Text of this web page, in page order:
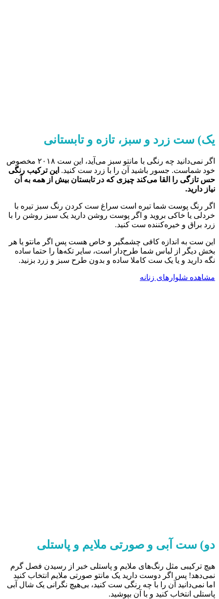
یک) ست زرد و سبز، تازه و تابستانی
اگر نمی‌دانید چه رنگی با مانتو سبز می‌آید، این ست ۲۰۱۸ مخصوص
خود شماست. جسور باشید آن را با زرد ست کنید. این ترکیب رنگی
حس تازگی را القا می‌کند چیزی که در تابستان بیش از همه به آن
نیاز دارید.
اگر رنگ پوست شما تیره است سراغ ست کردن رنگ سبز تیره با
خردلی یا خاکی بروید و اگر پوست روشن دارید یک سبز روشن را با
زرد براق و خیره‌کننده ست کنید.
این ست به اندازه کافی چشمگیر و خاص هست پس اگر مانتو یا هر
بخش دیگر از لباس شما طرح‌دار است، سایر تکه‌ها را حتما ساده
نگه دارید و یا یک ست کاملا ساده و بدون طرح سبز و زرد بزنید.
مشاهده شلوارهای زنانه
دو) ست آبی و صورتی ملایم و پاستلی
هیچ ترکیبی مثل رنگ‌های ملایم و پاستلی خبر از رسیدن فصل گرم
نمی‌دهد! پس اگر دوست دارید یک مانتو صورتی ملایم انتخاب کنید
اما نمی‌دانید آن را با چه رنگی ست کنید، بی‌هیچ نگرانی یک شال آبی
پاستلی انتخاب کنید و با آن بپوشید.